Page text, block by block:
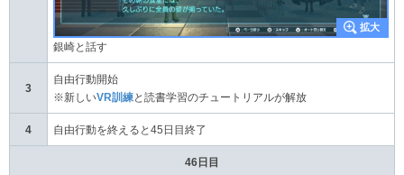
銀崎と話す
3
自由行動開始
※新しいVR訓練と読書学習のチュートリアルが解放
4 自由行動を終えると45日目終了
46日目